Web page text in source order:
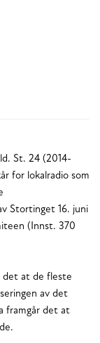
St. 24 (2014-
for lokalradio som
Stortinget 16. juni
(Innst. 370
det at de fleste
av det
framgår det at